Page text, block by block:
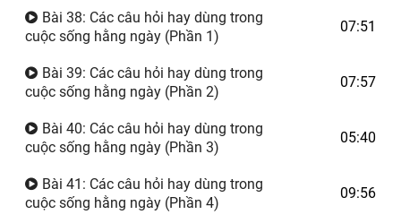
Bài 38: Các câu hỏi hay dùng trong
cuộc sống hằng ngày (Phần 1)
07:51
Bài 39: Các câu hỏi hay dùng trong
cuộc sống hằng ngày (Phần 2)
07:57
Bài 40: Các câu hỏi hay dùng trong
cuộc sống hằng ngày (Phần 3)
05:40
Bài 41: Các câu hỏi hay dùng trong
cuộc sống hằng ngày (Phần 4)
09:56